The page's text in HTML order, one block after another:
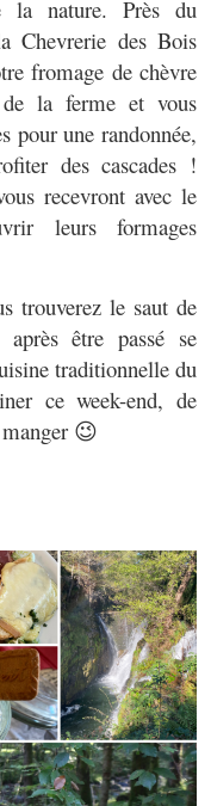
la nature. Près du
Chevrerie des Bois
fromage de chèvre
la ferme et vous
pour une randonnée,
des cascades !
recevront avec le
leurs formages
trouverez le saut de
être passé se
traditionnelle du
ce week-end, de
😉